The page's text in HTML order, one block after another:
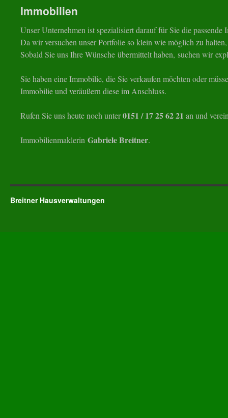
Immobilien
Unser Unternehmen ist spezialisiert darauf für Sie die
Da wir versuchen unser Portfolie so klein wie möglich zu
Sobald Sie uns Ihre Wünsche übermittelt haben, suchen wir
Sie haben eine Immobilie, die Sie verkaufen möchten oder
Immobilie und veräußern diese im Anschluss.
Rufen Sie uns heute noch unter0151 / 17 25 62 21 an und
Immobilienmaklerin Gabriele Breitner.
Breitner Hausverwaltungen